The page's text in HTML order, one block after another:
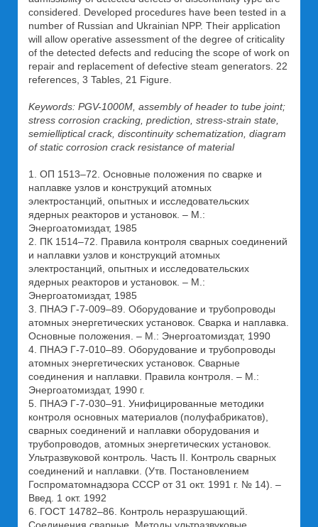
considered. Developed procedures have been tested in a
number of Russian and Ukrainian NPP. Their application
will allow operative assessment of the degree of criticality
of the detected defects and reducing the scope of work on
repair and replacement of defective steam generators. 22
references, 3 Tables, 21 Figure.
Keywords: PGV-1000М, assembly of header to tube joint;
stress corrosion cracking, prediction, stress-strain state,
semielliptical crack, discontinuity schematization, diagram
of static corrosion crack resistance of material
1. ОП 1513–72. Основные положения по сварке и
наплавке узлов и конструкций атомных
электростанций, опытных и исследовательских
ядерных реакторов и установок. – М.:
Энергоатомиздат, 1985
2. ПК 1514–72. Правила контроля сварных соединений
и наплавки узлов и конструкций атомных
электростанций, опытных и исследовательских
ядерных реакторов и установок. – М.:
Энергоатомиздат, 1985
3. ПНАЭ Г-7-009–89. Оборудование и трубопроводы
атомных энергетических установок. Сварка и наплавка.
Основные положения. – М.: Энергоатомиздат, 1990
4. ПНАЭ Г-7-010–89. Оборудование и трубопроводы
атомных энергетических установок. Сварные
соединения и наплавки. Правила контроля. – М.:
Энергоатомиздат, 1990 г.
5. ПНАЭ Г-7-030–91. Унифицированные методики
контроля основных материалов (полуфабрикатов),
сварных соединений и наплавки оборудования и
трубопроводов, атомных энергетических установок.
Ультразвуковой контроль. Часть II. Контроль сварных
соединений и наплавки. (Утв. Постановлением
Госпроматомнадзора СССР от 31 окт. 1991 г. № 14). –
Введ. 1 окт. 1992
6. ГОСТ 14782–86. Контроль неразрушающий.